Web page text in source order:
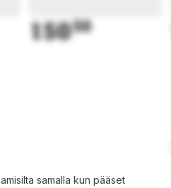
15050
samalla kun pääset